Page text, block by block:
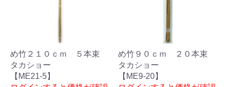
め竹２１０ｃｍ ５本束
タカショー
【ME21-5】
め竹９０ｃｍ ２０本束
タカショー
【ME9-20】